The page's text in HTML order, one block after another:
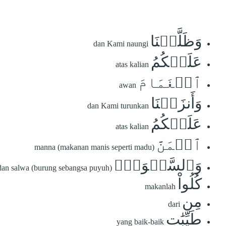
وَظَلَّلۡنَا dan Kami naungi
عَلَيۡكُمُ atas kalian
ٱلۡغَمَامَ awan
وَأَنزَلۡنَا dan Kami turunkan
عَلَيۡكُمُ atas kalian
ٱلۡمَنَّ manna (makanan manis seperti madu)
وَٱلسَّلۡوَىٰۖ salwa (burung sebangsa puyuh)
كُلُواْ makanlah
مِن dari
طَيِّبَٰتِ yang baik-baik